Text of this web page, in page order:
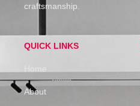
craftsmanship.
QUICK LINKS
Home
About